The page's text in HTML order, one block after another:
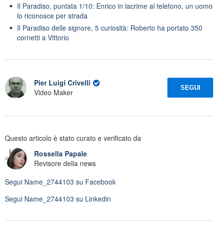
Il Paradiso, puntata 1/10: Enrico in lacrime al telefono, un uomo
lo riconosce per strada
Il Paradiso delle signore, 5 curiosità: Roberto ha portato 350
cornetti a Vittorio
Pier Luigi Crivelli
Video Maker
SEGUI
Questo articolo è stato curato e verificato da
Rossella Papale
Revisore della news
Segui Name_2744103 su Facebook
Segui Name_2744103 su Linkedin